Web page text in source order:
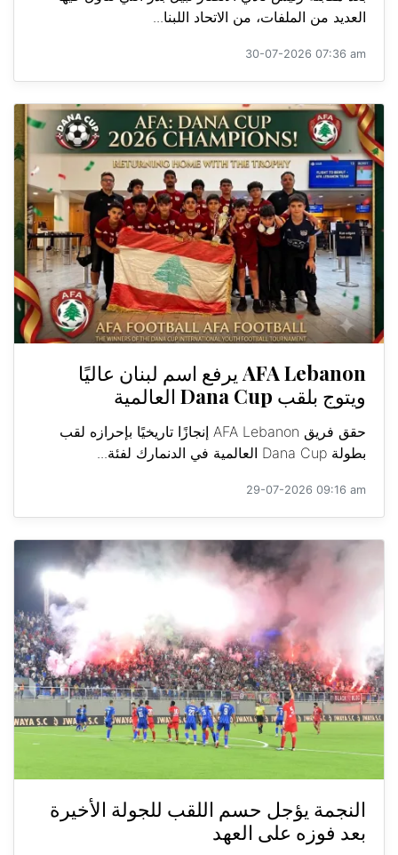
العديد من الملفات، من الاتحاد اللبنا...
30-07-2026 07:36 am
AFA Lebanon يرفع اسم لبنان عاليًا
ويتوج بلقب Dana Cup العالمية
حقق فريق AFA Lebanon إنجازًا تاريخيًا بإحرازه لقب
بطولة Dana Cup العالمية في الدنمارك لفئة...
29-07-2026 09:16 am
النجمة يؤجل حسم اللقب للجولة الأخيرة
بعد فوزه على العهد